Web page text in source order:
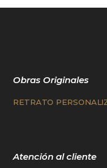
Obras Originales
RETRATO
Atención al cliente